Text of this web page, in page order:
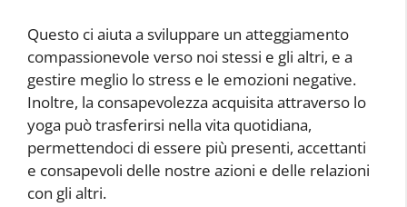
Questo ci aiuta a sviluppare un atteggiamento
compassionevole verso noi stessi e gli altri, e a
gestire meglio lo stress e le emozioni negative.
Inoltre, la consapevolezza acquisita attraverso lo
yoga può trasferirsi nella vita quotidiana,
permettendoci di essere più presenti, accettanti
e consapevoli delle nostre azioni e delle relazioni
con gli altri.